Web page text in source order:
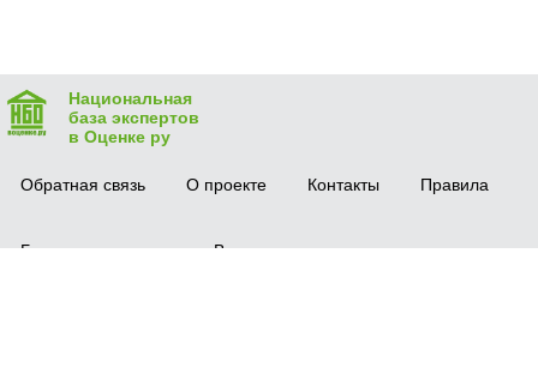
Национальная
база экспертов
в Оценке ру
Обратная связь О проекте Контакты Правила
Безопасная сделка Вопрос-ответ